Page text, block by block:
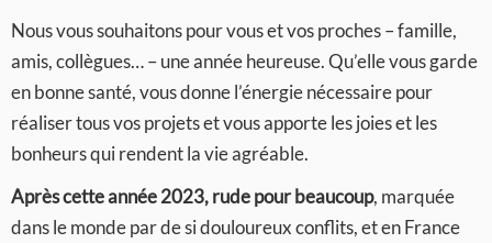
Nous vous souhaitons pour vous et vos proches – famille,
amis, collègues… – une année heureuse. Qu’elle vous garde
en bonne santé, vous donne l’énergie nécessaire pour
réaliser tous vos projets et vous apporte les joies et les
bonheurs qui rendent la vie agréable.
Après cette année 2023, rude pour beaucoup, marquée
dans le monde par de si douloureux conflits, et en France